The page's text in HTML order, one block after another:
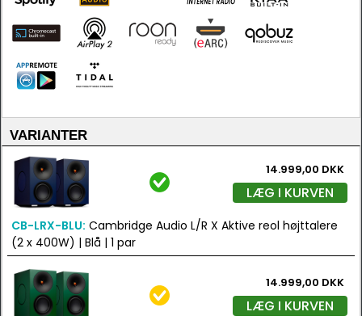
VARIANTER
14.999,00 DKK
LÆG I KURVEN
CB-LRX-BLU: Cambridge Audio L/R X Aktive reol højttalere
(2 x 400W) | Blå | 1 par
14.999,00 DKK
LÆG I KURVEN